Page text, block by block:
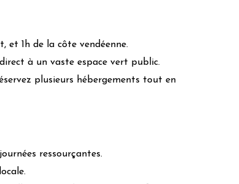
associations locales
et 1h de la côte vendéenne.
à un vaste espace vert public.
plusieurs hébergements tout en
ressourçantes.